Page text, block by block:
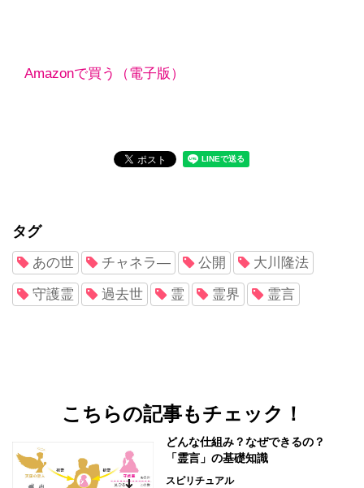
Amazonで買う（電子版）
タグ
あの世 チャネラ― 公開 大川隆法
守護霊 過去世 霊 霊界 霊言
こちらの記事もチェック！
どんな仕組み？なぜできるの？
「霊言」の基礎知識
スピリチュアル